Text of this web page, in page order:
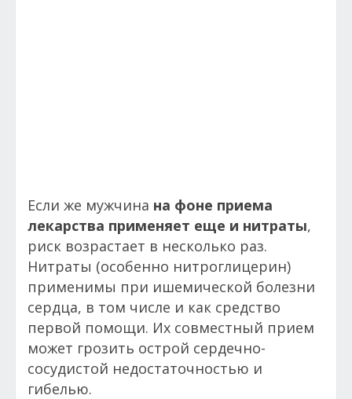
Если же мужчина на фоне приема
лекарства применяет еще и нитраты,
риск возрастает в несколько раз.
Нитраты (особенно нитроглицерин)
применимы при ишемической болезни
сердца, в том числе и как средство
первой помощи. Их совместный прием
может грозить острой сердечно-
сосудистой недостаточностью и
гибелью.